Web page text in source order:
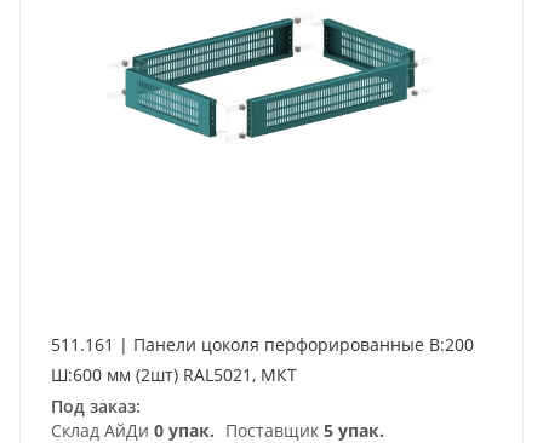
511.161 | Панели цоколя перфорированные В:200
Ш:600 мм (2шт) RAL5021, МКТ
Под заказ:
Склад АйДи 0 упак. Поставщик 5 упак.